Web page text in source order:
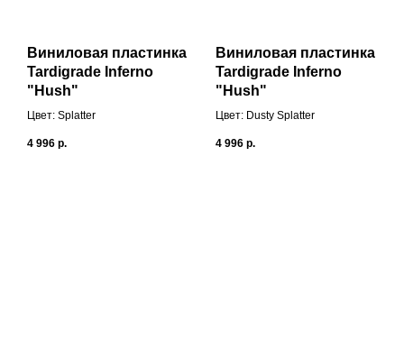
Виниловая пластинка
Tardigrade Inferno
"Hush"
Цвет: Splatter
4 996 р.
Виниловая пластинка
Tardigrade Inferno
"Hush"
Цвет: Dusty Splatter
4 996 р.